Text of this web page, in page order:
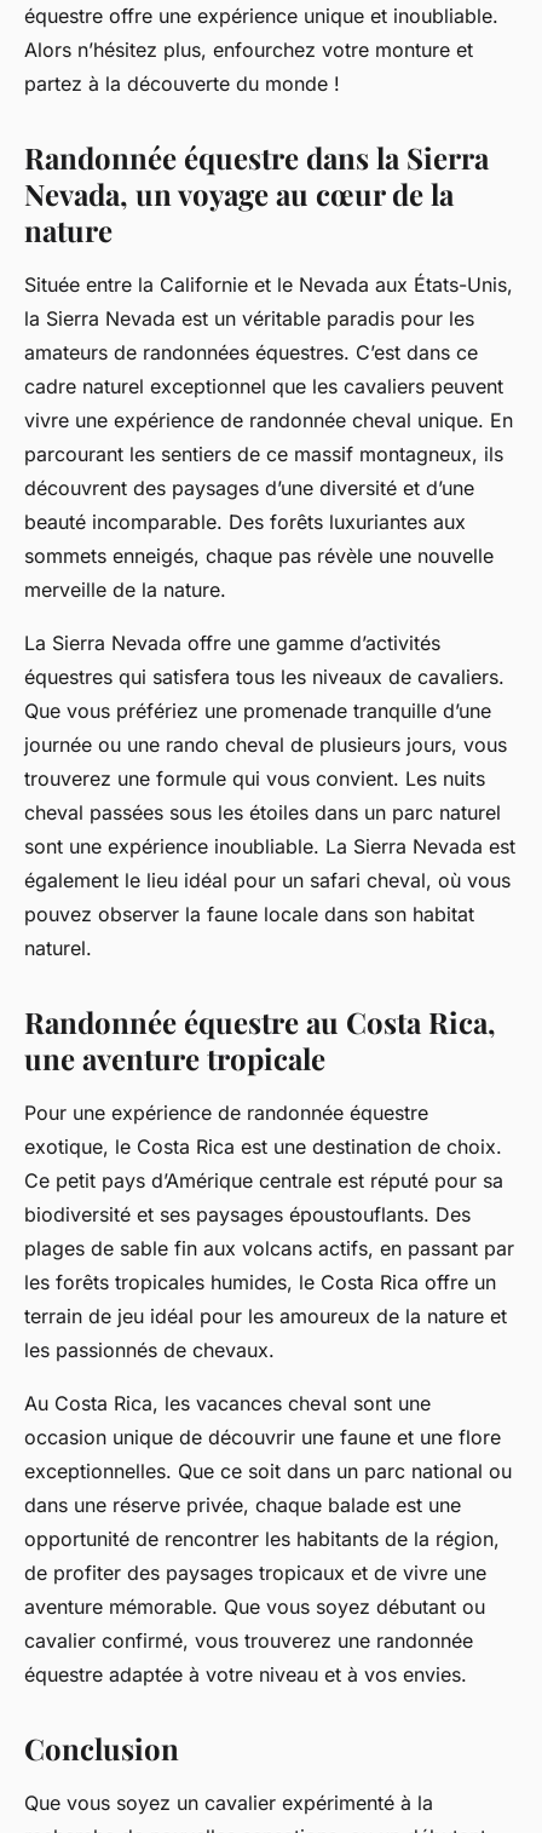
équestre offre une expérience unique et inoubliable.
Alors n’hésitez plus, enfourchez votre monture et
partez à la découverte du monde !
Randonnée équestre dans la Sierra
Nevada, un voyage au cœur de la
nature
Située entre la Californie et le Nevada aux États-Unis,
la Sierra Nevada est un véritable paradis pour les
amateurs de randonnées équestres. C’est dans ce
cadre naturel exceptionnel que les cavaliers peuvent
vivre une expérience de randonnée cheval unique. En
parcourant les sentiers de ce massif montagneux, ils
découvrent des paysages d’une diversité et d’une
beauté incomparable. Des forêts luxuriantes aux
sommets enneigés, chaque pas révèle une nouvelle
merveille de la nature.
La Sierra Nevada offre une gamme d’activités
équestres qui satisfera tous les niveaux de cavaliers.
Que vous préfériez une promenade tranquille d’une
journée ou une rando cheval de plusieurs jours, vous
trouverez une formule qui vous convient. Les nuits
cheval passées sous les étoiles dans un parc naturel
sont une expérience inoubliable. La Sierra Nevada est
également le lieu idéal pour un safari cheval, où vous
pouvez observer la faune locale dans son habitat
naturel.
Randonnée équestre au Costa Rica,
une aventure tropicale
Pour une expérience de randonnée équestre
exotique, le Costa Rica est une destination de choix.
Ce petit pays d’Amérique centrale est réputé pour sa
biodiversité et ses paysages époustouflants. Des
plages de sable fin aux volcans actifs, en passant par
les forêts tropicales humides, le Costa Rica offre un
terrain de jeu idéal pour les amoureux de la nature et
les passionnés de chevaux.
Au Costa Rica, les vacances cheval sont une
occasion unique de découvrir une faune et une flore
exceptionnelles. Que ce soit dans un parc national ou
dans une réserve privée, chaque balade est une
opportunité de rencontrer les habitants de la région,
de profiter des paysages tropicaux et de vivre une
aventure mémorable. Que vous soyez débutant ou
cavalier confirmé, vous trouverez une randonnée
équestre adaptée à votre niveau et à vos envies.
Conclusion
Que vous soyez un cavalier expérimenté à la